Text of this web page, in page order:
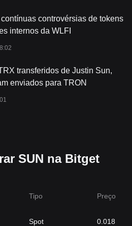
controvérsias de tokens
internos da WLFI
transferidos de Justin Sun,
enviados para TRON
SUN na Bitget
Tipo Preço
Spot 0.018